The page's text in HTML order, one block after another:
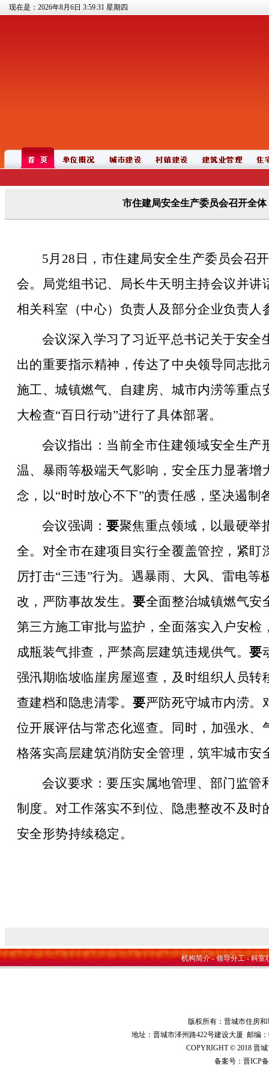
现在是：2026年8月6日 3:59:31 星期四
市住建局安全生产委员会召开全
5月28日，市住建局安全生产委员会召
会。局党组书记、局长牛天明主持会议并
相关科室（中心）负责人及部分企业负责人
会议深入学习了习近平总书记关于安全
出的重要指示精神，传达了中央领导同志
施工、城镇燃气、自建房、城市内涝等重
大检查“百日行动”进行了具体部署。
会议指出： 当前全市住建领域安全生产
温、暴雨等极端天气影响，安全压力显著
念，以“时时放心不下”的责任感，坚决遏制
会议强调：要聚焦重点领域，以最硬举
全。 对全市在建项目实行全覆盖管控，紧
厉打击“三违”行为。遇暴雨、大风、雷电
改，严防事故发生。要全面整治城镇燃气安
第三方施工审批与监护，全面落实入户安
成瓶装气排查，严禁高层建筑违规供气。要
强汛期临坡临崖房屋巡查，及时组织人员
查建档和隐患清零。要严防死守城市内涝。
位开展评估与常态化巡查。同时，加强水
格落实高层建筑消防安全管理，筑牢城市安
会议要求：要压实属地管理、部门监管
制度。对工作落实不到位、隐患整改不及
安全形势持续稳定。
机构简介-领导分工-科室
版权所有：晋城市住房
地址：晋城市泽州路422号建设大厦 邮编：
COPYRIGHT © 2018 晋
备案号： 晋ICP